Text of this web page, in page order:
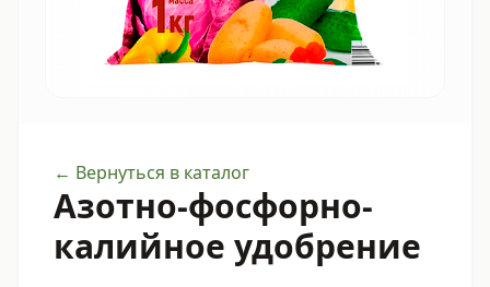
← Вернуться в каталог
Азотно-фосфорно-
калийное удобрение